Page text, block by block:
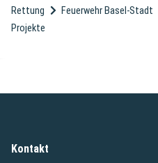
Rettung
Feuerwehr Basel-Stadt
Projekte
Kontakt